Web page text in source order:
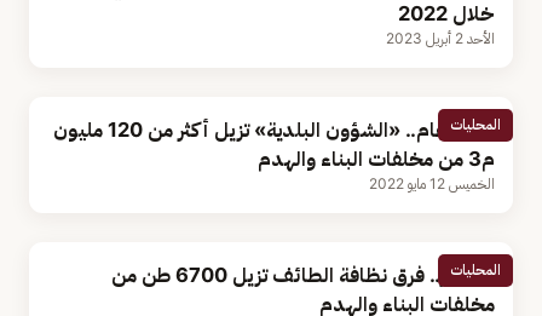
خلال 2022
الأحد 2 أبريل 2023
المحليات
خلال عام.. «الشؤون البلدية» تزيل أكثر من 120 مليون
م3 من مخلفات البناء والهدم
الخميس 12 مايو 2022
المحليات
بالصور.. فرق نظافة الطائف تزيل 6700 طن من
مخلفات البناء والهدم